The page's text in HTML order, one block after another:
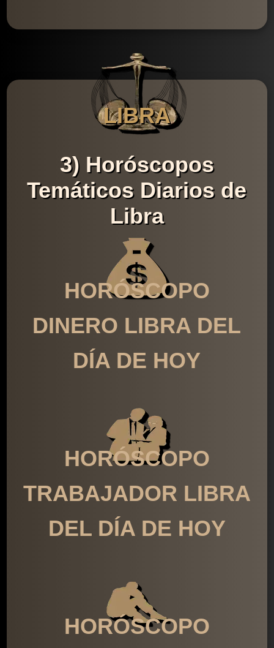
LIBRA
3) Horóscopos
Temáticos Diarios de
Libra
HORÓSCOPO
DINERO LIBRA DEL
DÍA DE HOY
HORÓSCOPO
TRABAJADOR LIBRA
DEL DÍA DE HOY
HORÓSCOPO